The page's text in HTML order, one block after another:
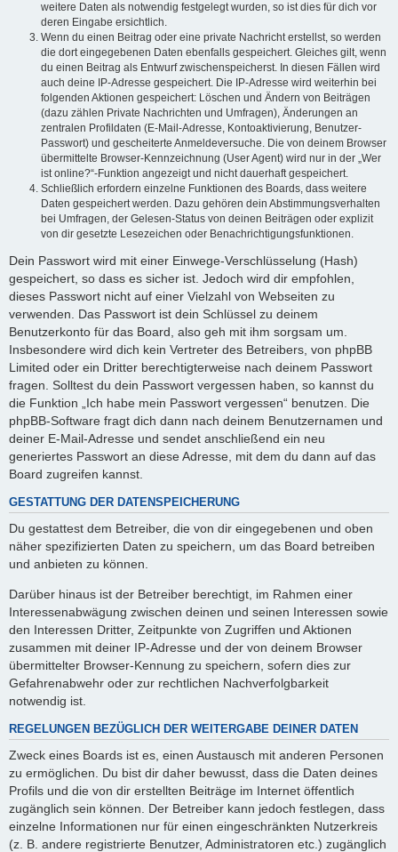
weitere Daten als notwendig festgelegt wurden, so ist dies für dich vor
deren Eingabe ersichtlich.
Wenn du einen Beitrag oder eine private Nachricht erstellst, so werden
die dort eingegebenen Daten ebenfalls gespeichert. Gleiches gilt, wenn
du einen Beitrag als Entwurf zwischenspeicherst. In diesen Fällen wird
auch deine IP-Adresse gespeichert. Die IP-Adresse wird weiterhin bei
folgenden Aktionen gespeichert: Löschen und Ändern von Beiträgen
(dazu zählen Private Nachrichten und Umfragen), Änderungen an
zentralen Profildaten (E-Mail-Adresse, Kontoaktivierung, Benutzer-
Passwort) und gescheiterte Anmeldeversuche. Die von deinem Browser
übermittelte Browser-Kennzeichnung (User Agent) wird nur in der „Wer
ist online?“-Funktion angezeigt und nicht dauerhaft gespeichert.
Schließlich erfordern einzelne Funktionen des Boards, dass weitere
Daten gespeichert werden. Dazu gehören dein Abstimmungsverhalten
bei Umfragen, der Gelesen-Status von deinen Beiträgen oder explizit
von dir gesetzte Lesezeichen oder Benachrichtigungsfunktionen.
Dein Passwort wird mit einer Einwege-Verschlüsselung (Hash)
gespeichert, so dass es sicher ist. Jedoch wird dir empfohlen,
dieses Passwort nicht auf einer Vielzahl von Webseiten zu
verwenden. Das Passwort ist dein Schlüssel zu deinem
Benutzerkonto für das Board, also geh mit ihm sorgsam um.
Insbesondere wird dich kein Vertreter des Betreibers, von phpBB
Limited oder ein Dritter berechtigterweise nach deinem Passwort
fragen. Solltest du dein Passwort vergessen haben, so kannst du
die Funktion „Ich habe mein Passwort vergessen“ benutzen. Die
phpBB-Software fragt dich dann nach deinem Benutzernamen und
deiner E-Mail-Adresse und sendet anschließend ein neu
generiertes Passwort an diese Adresse, mit dem du dann auf das
Board zugreifen kannst.
GESTATTUNG DER DATENSPEICHERUNG
Du gestattest dem Betreiber, die von dir eingegebenen und oben
näher spezifizierten Daten zu speichern, um das Board betreiben
und anbieten zu können.
Darüber hinaus ist der Betreiber berechtigt, im Rahmen einer
Interessenabwägung zwischen deinen und seinen Interessen sowie
den Interessen Dritter, Zeitpunkte von Zugriffen und Aktionen
zusammen mit deiner IP-Adresse und der von deinem Browser
übermittelter Browser-Kennung zu speichern, sofern dies zur
Gefahrenabwehr oder zur rechtlichen Nachverfolgbarkeit
notwendig ist.
REGELUNGEN BEZÜGLICH DER WEITERGABE DEINER DATEN
Zweck eines Boards ist es, einen Austausch mit anderen Personen
zu ermöglichen. Du bist dir daher bewusst, dass die Daten deines
Profils und die von dir erstellten Beiträge im Internet öffentlich
zugänglich sein können. Der Betreiber kann jedoch festlegen, dass
einzelne Informationen nur für einen eingeschränkten Nutzerkreis
(z. B. andere registrierte Benutzer, Administratoren etc.) zugänglich